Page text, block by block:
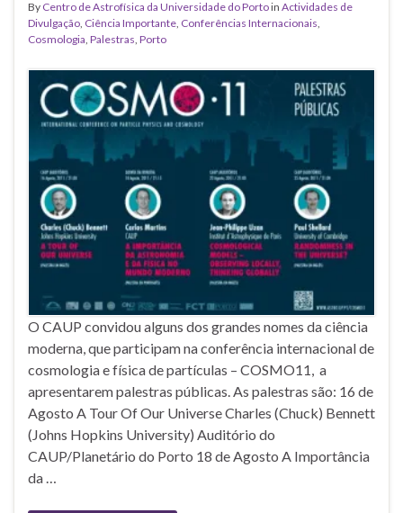
By Centro de Astrofísica da Universidade do Portoin Actividades de
Divulgação, Ciência Importante, Conferências Internacionais,
Cosmologia, Palestras, Porto
O CAUP convidou alguns dos grandes nomes da ciência
moderna, que participam na conferência internacional de
cosmologia e física de partículas – COSMO11, a
apresentarem palestras públicas. As palestras são: 16 de
Agosto A Tour Of Our Universe Charles (Chuck) Bennett
(Johns Hopkins University) Auditório do
CAUP/Planetário do Porto 18 de Agosto A Importância
da …